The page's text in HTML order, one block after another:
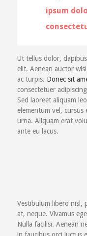
ipsum
Ut tellus dolor,
elit. Aenean auctor
ac turpis. Donec sit
consectetuer
Sed laoreet aliquam
elementum vel,
urna. Aliquam erat
ante eu lacus.
Vestibulum libero nisl,
at, neque. Vivamus
Nulla facilisi. Aenean
in faucibus orci luctus